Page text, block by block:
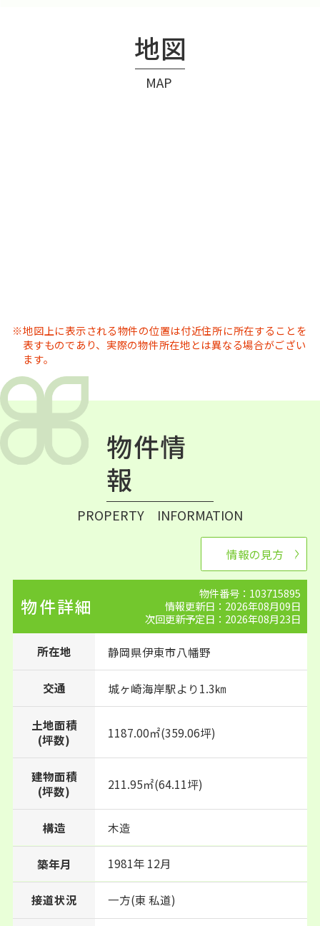
地図
MAP
地図上に表示される物件の位置は付近住所に所在することを
表すものであり、実際の物件所在地とは異なる場合がござい
ます。
物件情
報
PROPERTY INFORMATION
情報の見方
物件詳細
物件番号：103715895
情報更新日：2026年08月09日
次回更新予定日：2026年08月23日
所在地 静岡県伊東市八幡野
交通 城ヶ崎海岸駅より1.3㎞
土地面積
(坪数)
1187.00㎡(359.06坪)
建物面積
(坪数)
211.95㎡(64.11坪)
構造 木造
築年月 1981年 12月
接道状況 一方(東 私道)